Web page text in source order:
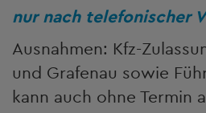
nur nach telefonischer
Ausnahmen: Kfz-
und Grafenau sowie
kann auch ohne Termin